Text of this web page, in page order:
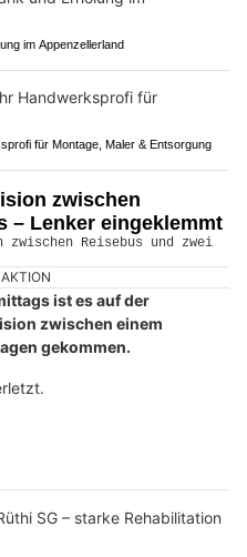
im Appenzellerland
für Montage, Maler & Entsorgung
zwischen
– Lenker eingeklemmt
ist es auf der
zwischen einem
gekommen.